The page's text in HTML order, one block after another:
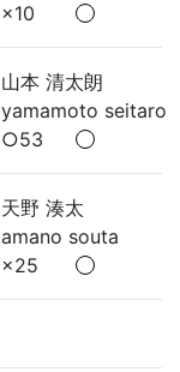
×10
山本 清太朗
yamamoto seitaro
○53
天野 湊太
amano souta
×25